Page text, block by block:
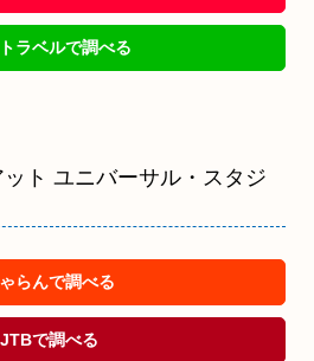
ラベルで調べる
ト ユニバーサル・スタジ
らんで調べる
JTBで調べる